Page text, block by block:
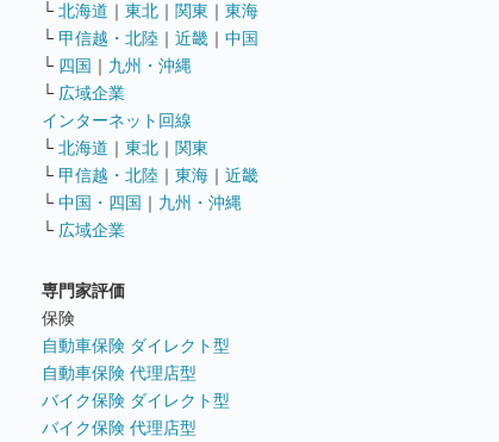
└ 北海道 ｜ 東北 ｜ 関東 ｜ 東海
└ 甲信越・北陸 ｜ 近畿 ｜ 中国
└ 四国 ｜ 九州・沖縄
└ 広域企業
インターネット回線
└ 北海道 ｜ 東北 ｜ 関東
└ 甲信越・北陸 ｜ 東海 ｜ 近畿
└ 中国・四国 ｜ 九州・沖縄
└ 広域企業
専門家評価
保険
自動車保険 ダイレクト型
自動車保険 代理店型
バイク保険 ダイレクト型
バイク保険 代理店型